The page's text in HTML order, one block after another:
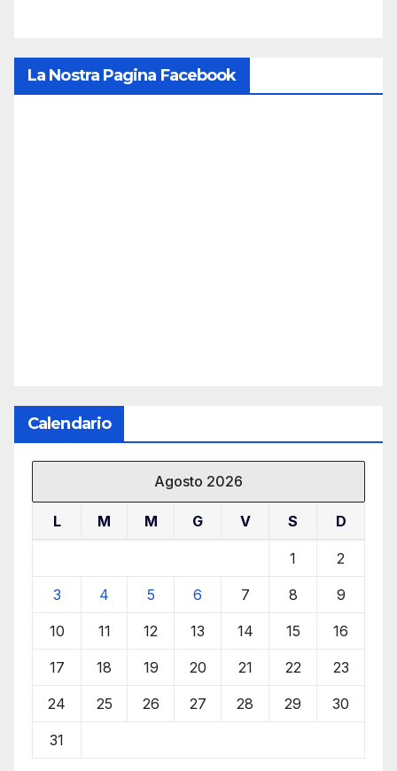
La Nostra Pagina Facebook
Calendario
Agosto 2026
L M M G V S D
1 2
3 4 5 6 7 8 9
10 11 12 13 14 15 16
17 18 19 20 21 22 23
24 25 26 27 28 29 30
31